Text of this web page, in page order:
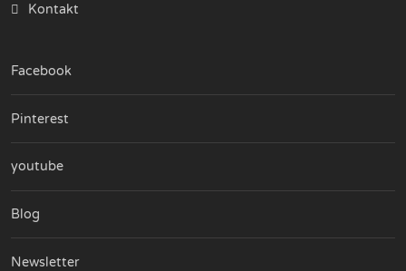
Kontakt
Facebook
Pinterest
youtube
Blog
Newsletter